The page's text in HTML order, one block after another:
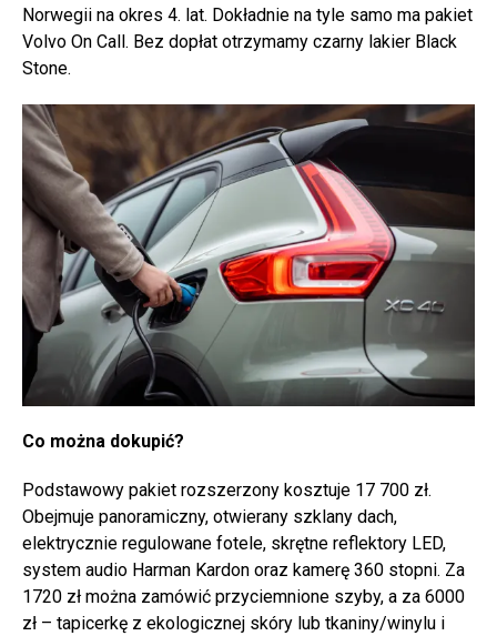
Norwegii na okres 4. lat. Dokładnie na tyle samo ma pakiet
Volvo On Call. Bez dopłat otrzymamy czarny lakier Black
Stone.
Co można dokupić?
Podstawowy pakiet rozszerzony kosztuje 17 700 zł.
Obejmuje panoramiczny, otwierany szklany dach,
elektrycznie regulowane fotele, skrętne reflektory LED,
system audio Harman Kardon oraz kamerę 360 stopni. Za
1720 zł można zamówić przyciemnione szyby, a za 6000
zł – tapicerkę z ekologicznej skóry lub tkaniny/winylu i